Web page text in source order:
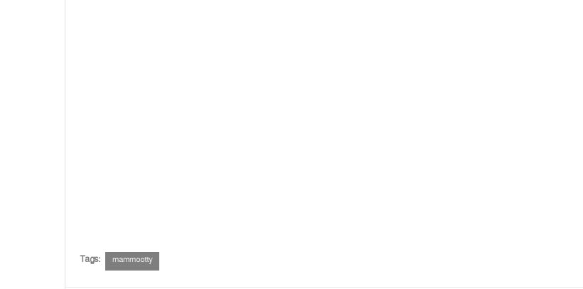
Tags: mammootty